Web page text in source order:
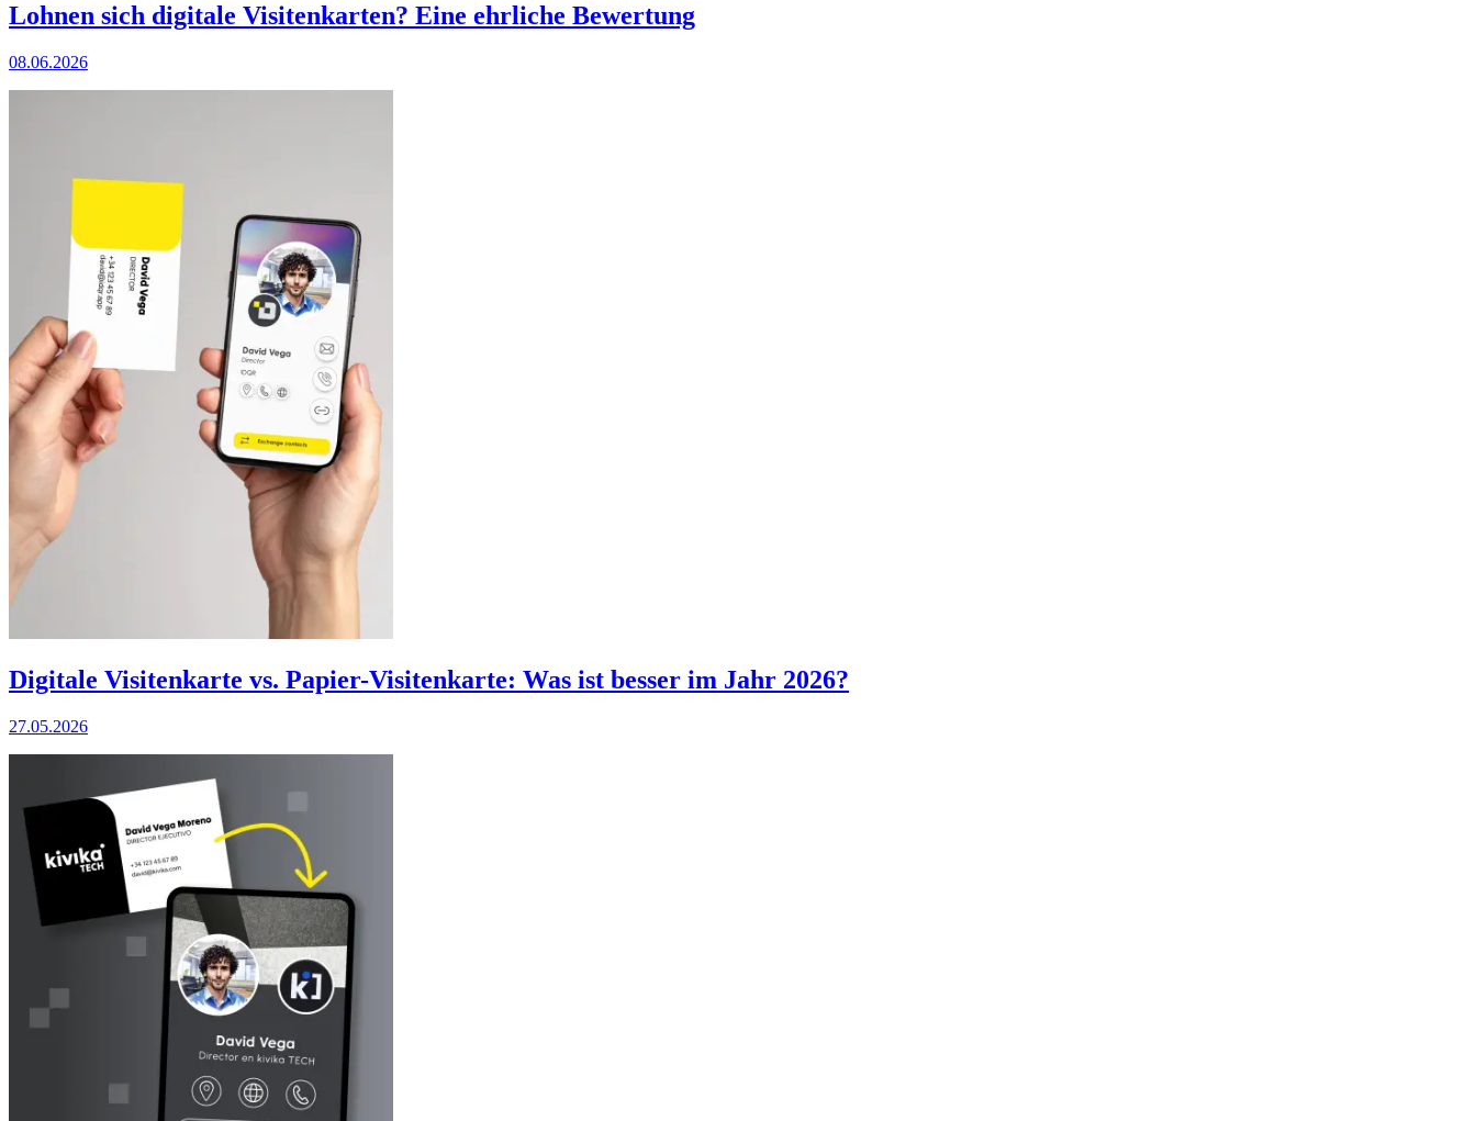
Lohnen sich digitale Visitenkarten? Eine ehrliche Bewertung
08.06.2026
Digitale Visitenkarte vs. Papier-Visitenkarte: Was ist besser im Jahr 2026?
27.05.2026